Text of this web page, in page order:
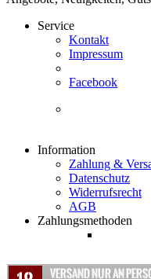
Service
Kontakt
Impressum
Facebook
Information
Zahlung &
Datenschutz
Widerrufsrecht
AGB
Zahlungsmethoden